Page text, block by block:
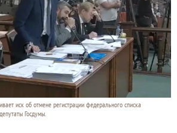
иск об отмене регистрации федерального списка
Госдумы.